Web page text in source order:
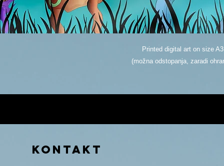
Printed digital art on size
(možna odstopanja, zaradi
KONTAKT